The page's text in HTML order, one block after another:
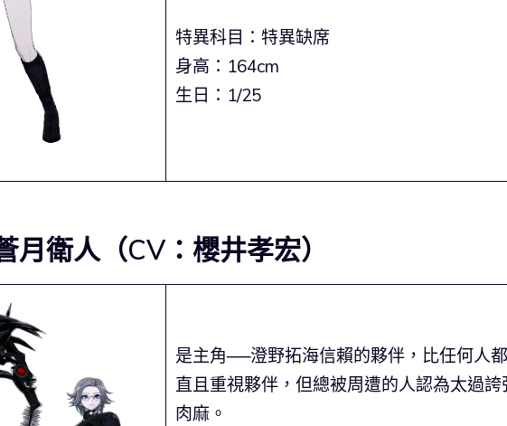
特異科目：特異缺席
身高：164cm
生日：1/25
月衛人（CV：櫻井孝宏）
是主角──澄野拓海信賴的夥伴，比任何人
直且重視夥伴，但總被周遭的人認為太過誇
肉麻。